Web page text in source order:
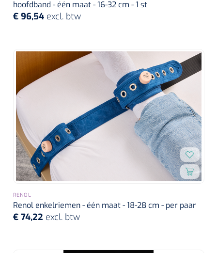
hoofdband - één maat - 16-32 cm - 1 st
€ 96,54 excl. btw
RENOL
Renol enkelriemen - één maat - 18-28 cm - per paar
€ 74,22 excl. btw